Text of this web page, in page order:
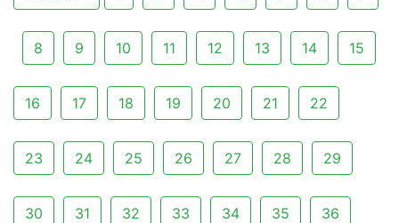
8 9 10 11 12 13 14 15
16 17 18 19 20 21 22
23 24 25 26 27 28 29
30 31 32 33 34 35 36